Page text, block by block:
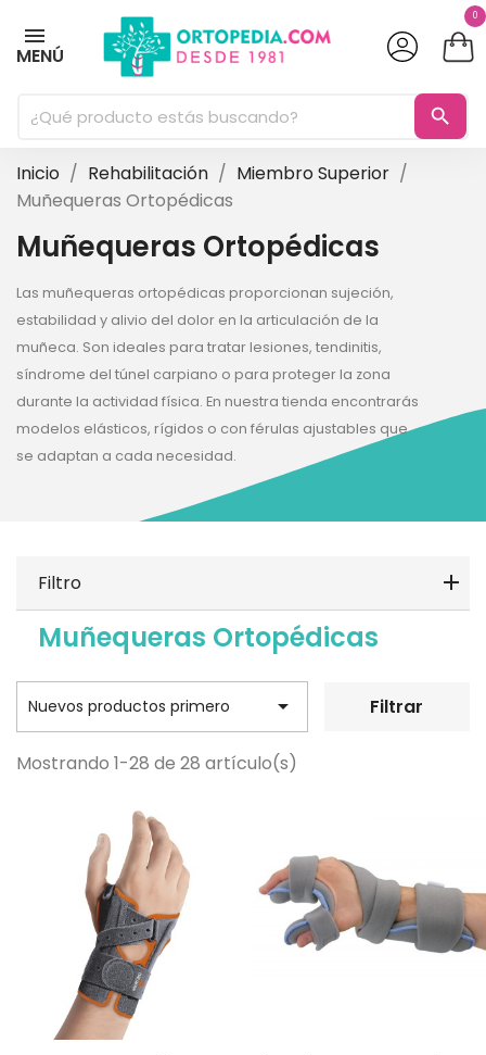
MENÚ
0
search
Inicio Rehabilitación
Miembro Superior
Muñequeras Ortopédicas
Muñequeras Ortopédicas
Las muñequeras ortopédicas proporcionan sujeción,
estabilidad y alivio del dolor en la articulación de la
muñeca. Son ideales para tratar lesiones, tendinitis,
síndrome del túnel carpiano o para proteger la zona
durante la actividad física. En nuestra tienda encontrarás
modelos elásticos, rígidos o con férulas ajustables que
se adaptan a cada necesidad.
Filtro
Muñequeras Ortopédicas
Nuevos productos primero  Filtrar
Mostrando 1-28 de 28 artículo(s)